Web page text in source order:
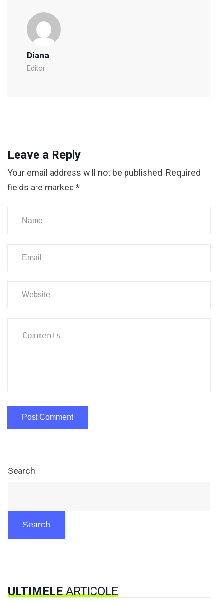
Diana
Editor
Leave a Reply
Your email address will not be published. Required
fields are marked *
Search
Search
ULTIMELEARTICOLE